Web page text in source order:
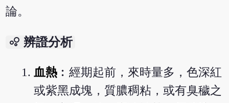
論。
bubble_chart 辨證分析
血熱 ︰經期起前，來時量多，色深紅
或紫黑成塊，質膿稠粘，或有臭穢之